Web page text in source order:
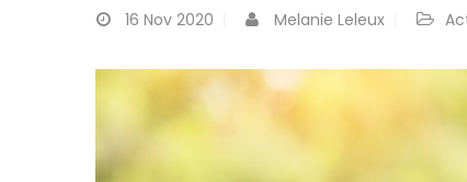
16 Nov 2020 Melanie Leleux